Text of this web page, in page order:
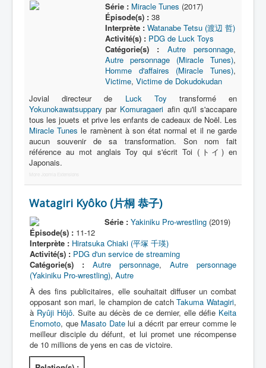
Série : Miracle Tunes (2017)
Épisode(s) :38
Interprète : Watanabe Tetsu (渡辺 哲)
Activité(s) : PDG de Luck Toys
Catégorie(s) :
Autre personnage,
Autre personnage (Miracle Tunes),
Homme d'affaires (Miracle Tunes),
Victime, Victime de Dokudokudan
Jovial directeur de Luck Toy transformé en
Yokunokawatsuppary par Komuragaeri afin qu'il s'accapare
tous les jouets et prive les enfants de cadeaux de Noël. Les
Miracle Tunes le ramènent à son état normal et il ne garde
aucun souvenir de sa transformation. Son nom fait
référence au mot anglais Toy qui s'écrit Toi (トイ) en
Japonais.
More Joomla Extensions
Watagiri Kyôko (片桐 恭子)
Série : Yakiniku Pro-wrestling(2019)
Épisode(s) : 11-12
Interprète : Hiratsuka Chiaki (平塚 千瑛)
Activité(s) : PDG d'un service de streaming
Catégorie(s) :
Autre personnage, Autre personnage
(Yakiniku Pro-wrestling), Autre
À des fins publicitaires, elle souhaitait diffuser un combat
opposant son mari, le champion de catchTakuma Watagiri,
à Ryûji Hôjô. Suite au décès de ce dernier, elle défie Keita
Enomoto, que Masato Datelui a décrit par erreur comme le
meilleur disciple du défunt, et lui promet une récompense
de 10 millions de yens en cas de victoire.